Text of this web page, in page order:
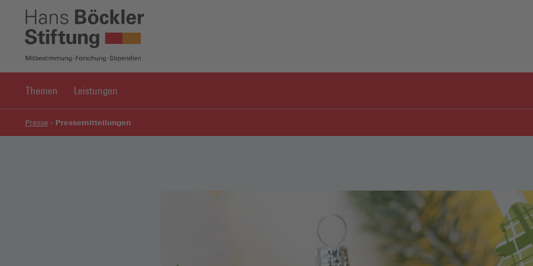
Themen Leistungen
Presse Pressemitteilungen